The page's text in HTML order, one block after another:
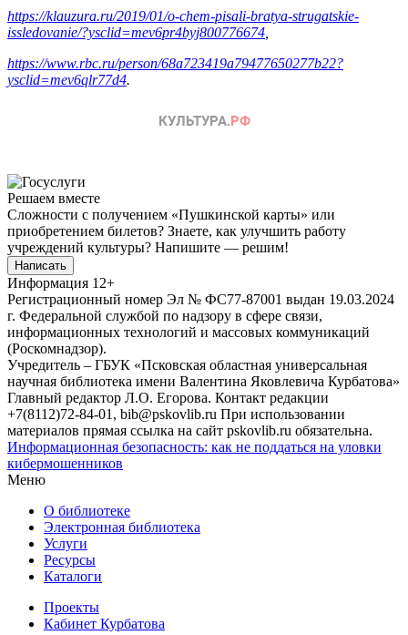
https://klauzura.ru/2019/01/o-chem-pisali-bratya-strugatskie-
issledovanie/?ysclid=mev6pr4byj800776674
https://www.rbc.ru/person/68a723419a79477650277b22?
ysclid=mev6qlr77d4.
Решаем вместе
Сложности с получением «Пушкинской карты» или
приобретением билетов? Знаете, как улучшить работу
учреждений культуры? Напишите — решим!
Написать
Информация 12+
Регистрационный номер Эл № ФС77-87001 выдан 19.03.2024
г. Федеральной службой по надзору в сфере связи,
информационных технологий и массовых коммуникаций
(Роскомнадзор).
Учредитель – ГБУК «Псковская областная универсальная
научная библиотека имени Валентина Яковлевича Курбатова»
Главный редактор Л.О. Егорова. Контакт редакции
+7(8112)72-84-01, bib@pskovlib.ru При использовании
материалов прямая ссылка на сайт pskovlib.ru обязательна.
Информационная безопасность: как не поддаться на уловки
кибермошенников
Меню
О библиотеке
Электронная библиотека
Услуги
Ресурсы
Каталоги
Проекты
Кабинет Курбатова